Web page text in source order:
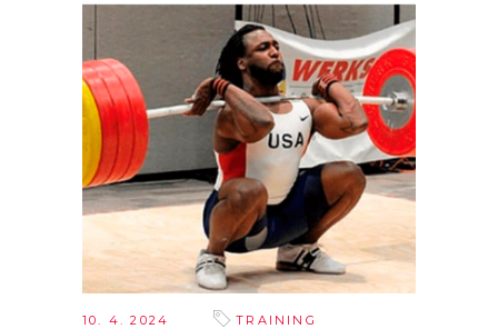
10. 4. 2024 TRAINING